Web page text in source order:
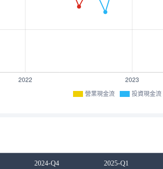
營業現金流 投資現金流
2024-Q4 2025-Q1